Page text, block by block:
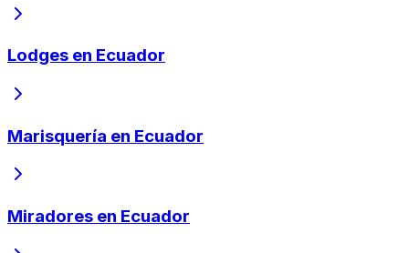
Lodges en Ecuador
Marisquería en Ecuador
Miradores en Ecuador